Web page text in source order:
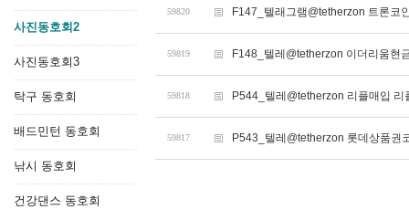
사진동호회2
사진동호회3
탁구 동호회
배드민턴 동호회
낚시 동호회
건강댄스 동호회
59820 F147_텔래그램@tetherzon 트론코
59819 F148_텔레@tetherzon 이더리움현
59818 P544_텔레@tetherzon 리플매입 리
59817 P543_텔레@tetherzon 롯데상품권